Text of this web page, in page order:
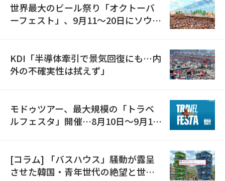
世界最大のビール祭り「オクトーバ
ーフェスト」、9月11〜20日にソウル
KDI「半導体牽引で景気回復にも…内
外の不確実性は拭えず」
モドゥツアー、最大規模の「トラベ
ルフェスタ」開催…8月10日～9月11
[コラム] 「バスハウス」騒動が露呈
させた韓国・青年世代の絶望と世代